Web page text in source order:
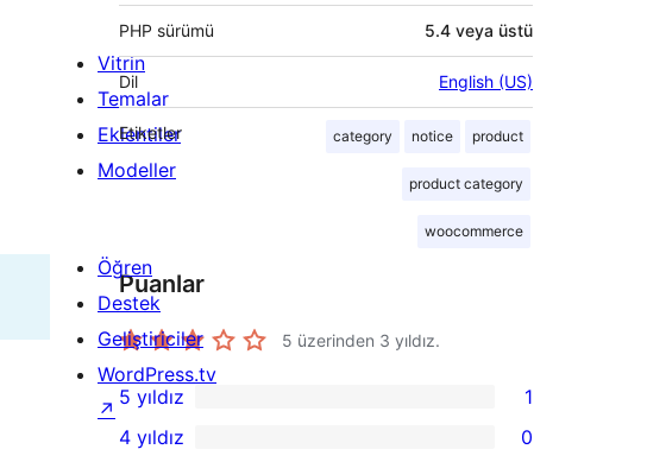
PHP sürümü 5.4 veya üstü
Dil English (US)
Etiketler category notice product
product category
woocommerce
Puanlar
5 üzerinden 3 yıldız.
1
5
5 yıldız 1
4 yıldız 0
Vitrin
Temalar
Eklentiler
Modeller
Öğren
Destek
Geliştiriciler
WordPress.tv
↗